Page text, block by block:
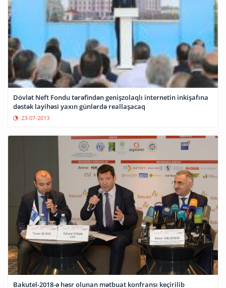
Dövlət Neft Fondu tərəfindən genişzolaqlı internetin inkişafına
dəstək layihəsi yaxın günlərdə reallaşacaq
23-07-2013
Bakutel-2018-ə həsr olunan mətbuat konfransı keçirilib